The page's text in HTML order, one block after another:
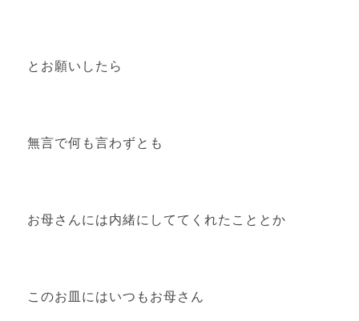
とお願いしたら
無言で何も言わずとも
お母さんには内緒にしててくれたこととか
このお皿にはいつもお母さん